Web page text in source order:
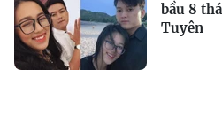
bầu 8
Tuyên